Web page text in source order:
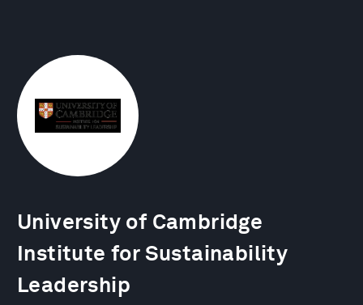
University of Cambridge
Institute for Sustainability
Leadership